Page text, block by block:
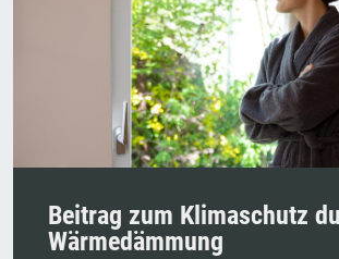
Beitrag zum Klimaschutz
Wärmedämmung